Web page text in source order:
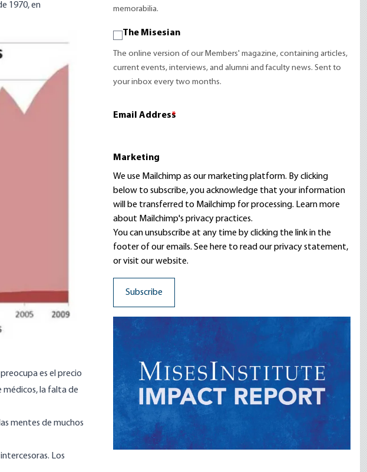
1970, en
es el precio
médicos, la falta de
mentes de muchos
Los
memorabilia.
The Misesian
The online version of our Members' magazine, containing articles,
current events, interviews, and alumni and faculty news. Sent to
your inbox every two months.
Email Address
*
Marketing
We use Mailchimp as our marketing platform. By clicking
below to subscribe, you acknowledge that your information
will be transferred to Mailchimp for processing. Learn more
about Mailchimp's privacy practices.
You can unsubscribe at any time by clicking the link in the
footer of our emails. See here to read ourprivacy statement,
or visit our website.